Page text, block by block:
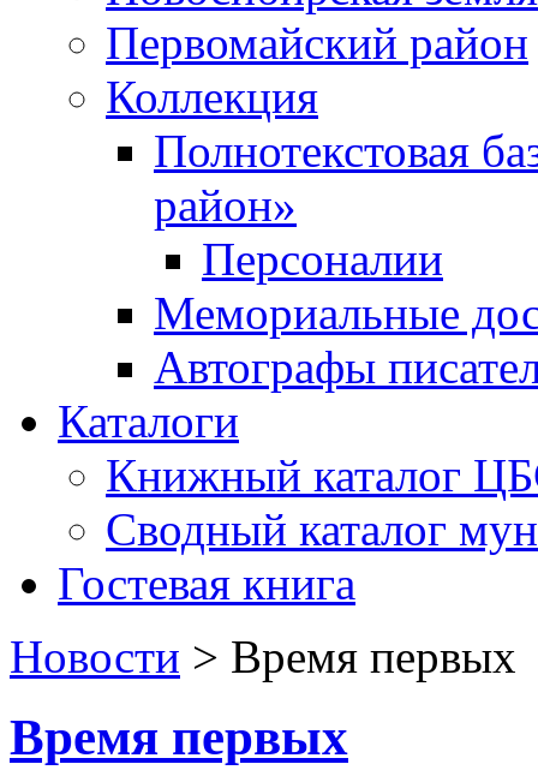
Первомайский район
Коллекция
Полнотекстовая
район»
Персоналии
Мемориальные
Автографы
Каталоги
Книжный каталог
Сводный каталог
Гостевая книга
Новости > Время первых
Время первых